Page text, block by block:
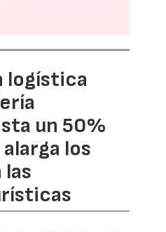
logística
un 50%
los